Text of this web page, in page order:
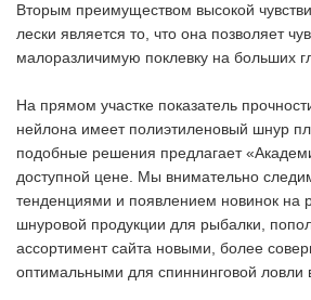
Вторым преимуществом высокой
лески является то, что она позволяет
малоразличимую поклевку на больших
На прямом участке показатель
нейлона имеет полиэтиленовый шнур
подобные решения предлагает
доступной цене. Мы внимательно
тенденциями и появлением новинок на
шнуровой продукции для рыбалки,
ассортимент сайта новыми, более
оптимальными для спиннинговой ловли